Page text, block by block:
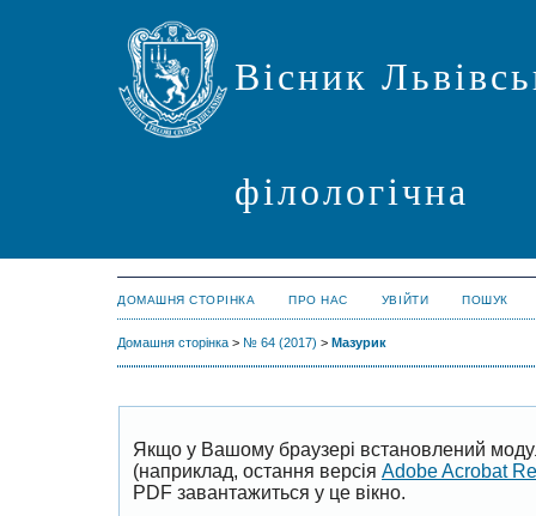
Вісник
філологічна
ДОМАШНЯ СТОРІНКА ПРО НАС УВІЙТИ ПОШУК
Домашня сторінка > № 64 (2017) > Мазурик
Якщо у Вашому браузері встановлений
(наприклад, остання версія Adobe Acrobat
PDF завантажиться у це вікно.